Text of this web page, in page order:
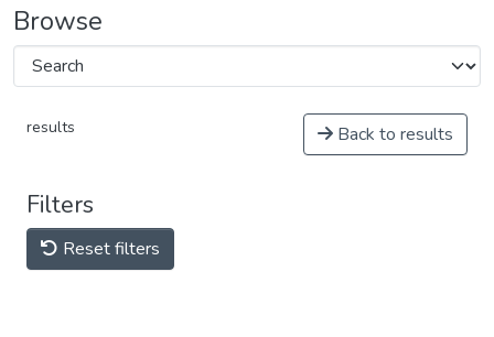
Browse
results Back to results
Filters
Reset filters